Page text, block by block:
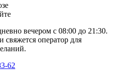
вечером с 08:00 до 21:30.
оператор для
62